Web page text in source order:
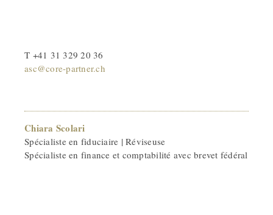
T +41 31 329 20 36
asc@core-partner.ch
Chiara Scolari
Spécialiste en fiduciaire | Réviseuse
Spécialiste en finance et comptabilité avec brevet fédéral